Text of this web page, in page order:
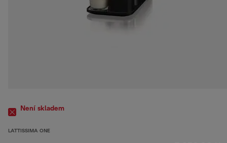
Není skladem
LATTISSIMA ONE